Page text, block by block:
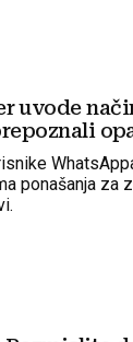
uvode
ponašanja za